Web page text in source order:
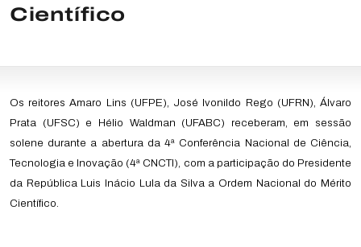
Científico
Os reitores Amaro Lins (UFPE), José Ivonildo Rego (UFRN), Álvaro
Prata (UFSC) e Hélio Waldman (UFABC) receberam, em sessão
solene durante a abertura da 4ª Conferência Nacional de Ciência,
Tecnologia e Inovação (4ª CNCTI), com a participação do Presidente
da República Luis Inácio Lula da Silva a Ordem Nacional do Mérito
Científico.